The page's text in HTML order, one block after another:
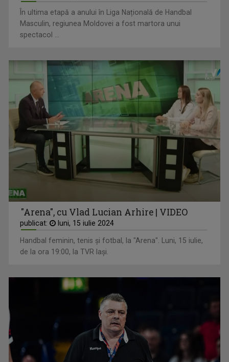
În ultima etapă a anului în Liga Națională de Handbal
Masculin, regiunea Moldovei a fost martora unui
spectacol ...
"Arena", cu Vlad Lucian Arhire | VIDEO
publicat: luni, 15 iulie 2024
Handbal feminin, tenis și fotbal, la "Arena". Luni, 15 iulie,
de la ora 19:00, la TVR Iași.